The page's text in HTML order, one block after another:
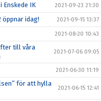
Enskede IK 2021-09-23 21:30
idag! 2021-09-15 13:37
2021-08-20 10:43
till våra
2021-07-06 09:05
2021-06-30 11:19
för att hylla
2021-06-15 12:41